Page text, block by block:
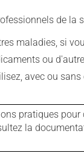
de la
maladies, si
ou
avec ou
pratiques
la